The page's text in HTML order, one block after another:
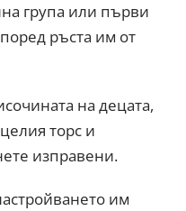
група или първи
ръста им от
на децата,
торс и
изправени.
им